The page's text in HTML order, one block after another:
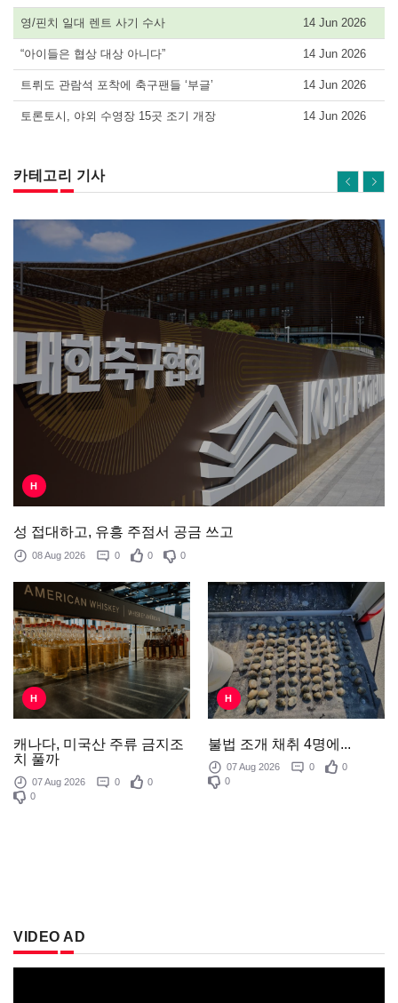
영/핀치 일대 렌트 사기 수사 14 Jun 2026
“아이들은 협상 대상 아니다” 14 Jun 2026
트뤼도 관람석 포착에 축구팬들 ‘부글’ 14 Jun 2026
토론토시, 야외 수영장 15곳 조기 개장 14 Jun 2026
카테고리 기사
H
성 접대하고, 유흥 주점서 공금 쓰고
08 Aug 2026 0 0 0
H
캐나다, 미국산 주류 금지조
치 풀까
07 Aug 2026 0
0
0
H
불법 조개 채취 4명에...
07 Aug 2026 0
0
0
VIDEO AD